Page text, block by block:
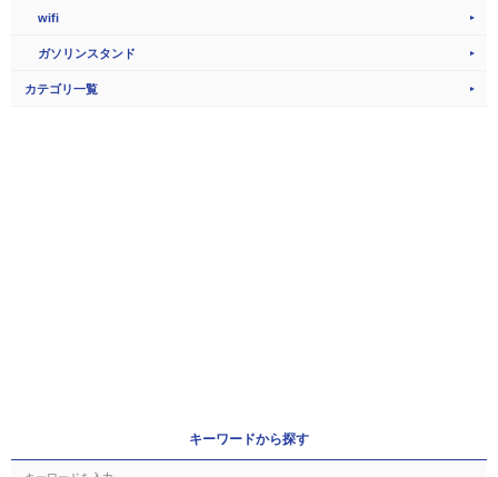
wifi
ガソリンスタンド
カテゴリ一覧
キーワードから探す